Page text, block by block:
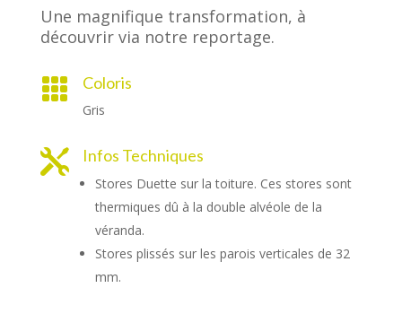
Une magnifique transformation, à
découvrir via notre reportage.
 Coloris
Gris
 Infos Techniques
Stores Duette sur la toiture. Ces stores sont
thermiques dû à la double alvéole de la
véranda.
Stores plissés sur les parois verticales de 32
mm.